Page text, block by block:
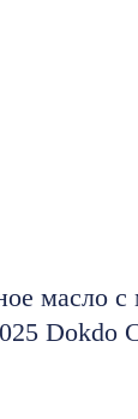
масло с
Dokdo